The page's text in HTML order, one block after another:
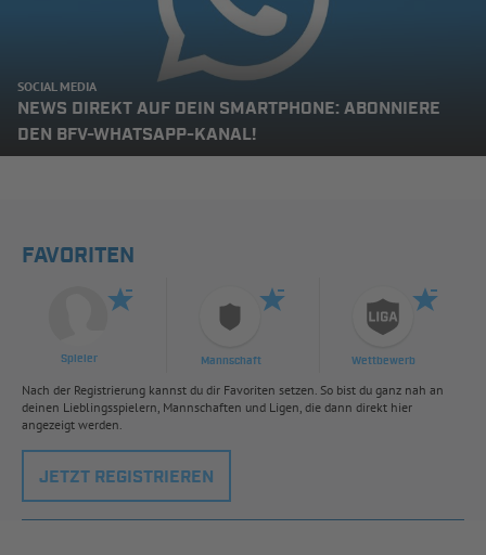
SOCIAL MEDIA
NEWS DIREKT AUF DEIN SMARTPHONE: ABONNIERE
DEN BFV-WHATSAPP-KANAL!
FAVORITEN
Spieler Mannschaft Wettbewerb
Nach der Registrierung kannst du dir Favoriten setzen. So bist du ganz nah an
deinen Lieblingsspielern, Mannschaften und Ligen, die dann direkt hier
angezeigt werden.
JETZT REGISTRIEREN